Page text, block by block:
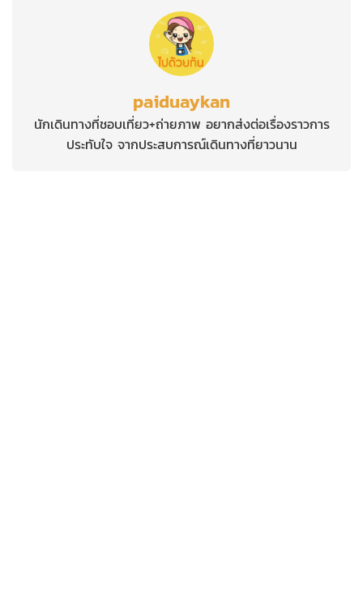
paiduaykan
นักเดินทางที่ชอบเที่ยว+ถ่ายภาพ อยากส่งต่อเรื่องราวการ
ประทับใจ จากประสบการณ์เดินทางที่ยาวนาน